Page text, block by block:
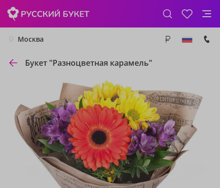
Москва
Букет "Разноцветная карамель"